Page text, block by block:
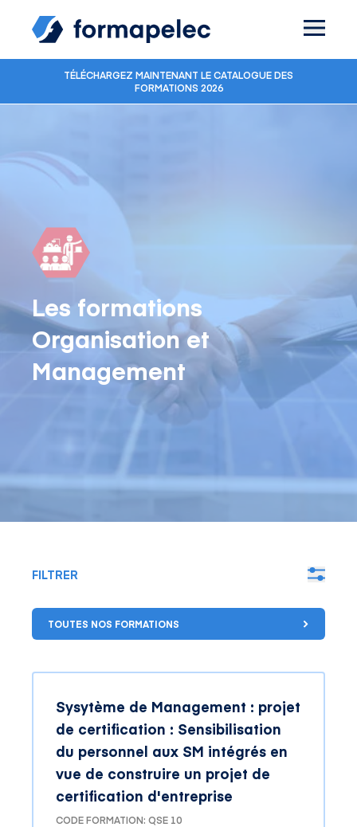
TÉLÉCHARGEZ MAINTENANT LE CATALOGUE DES
FORMATIONS 2026
Les formations
Organisation et
Management
FILTRER
TOUTES NOS FORMATIONS
Sysytème de Management : projet
de certification : Sensibilisation
du personnel aux SM intégrés en
vue de construire un projet de
certification d'entreprise
CODE FORMATION: QSE 10